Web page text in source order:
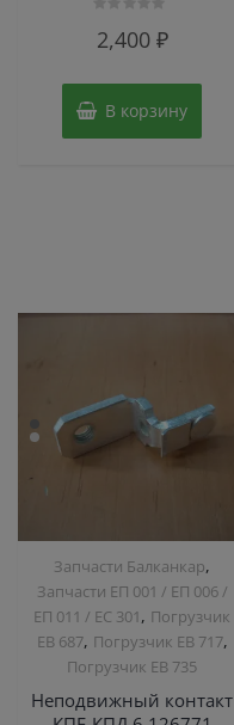
02,400 ₽
В корзину
Запчасти Балканкар,
Запчасти ЕП 001 / ЕП 006 /
ЕП 011 / ЕС 301, Погрузчик
ЕВ 687, Погрузчик ЕВ 717,
Погрузчик ЕВ 735
Неподвижный контакт